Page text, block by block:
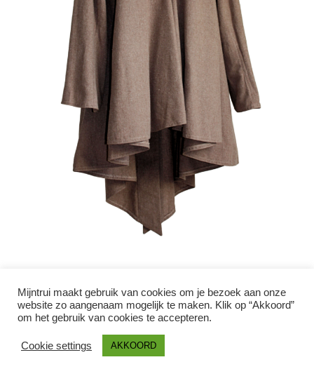
Betalen Verzenden en retouren
Over mijntrui
Mijntrui maakt gebruik van cookies om je bezoek aan onze
website zo aangenaam mogelijk te maken. Klik op “Akkoord”
om het gebruik van cookies te accepteren.
Cookie settings AKKOORD